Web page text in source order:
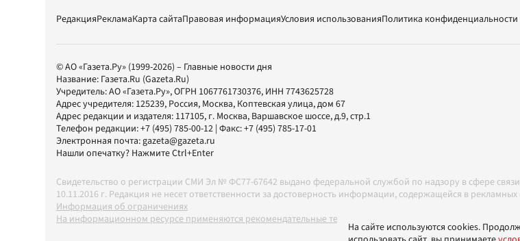
РедакцияРекламаКарта сайтаПравовая информацияУсловия использованияПолитика конфиденциальности
© АО «Газета.Ру» (1999-2026) – Главные новости дня
Название: Газета.Ru (Gazeta.Ru)
Учредитель:АО «Газета.Ру», ОГРН 1067761730376, ИНН 7743625728
Адрес учредителя: 125239, Россия, Москва, Коптевская улица, дом 67
Адрес редакции и издателя: 117105, г. Москва, Варшавское шоссе, д.9, стр.1
Телефон редакции:+7 (495) 785-00-12 | Факс:+7 (495) 785-17-01
Электронная почта:gazeta@gazeta.ru
Нашли опечатку? Нажмите Ctrl+Enter
Свидетельство о регистрации СМИ Эл № ФС77-67642 выдано федеральной службой по надзору в сфере
10.11.2016 г. Редакция не несет ответственности за достоверность информации, содержащейся в
Информация об ограничениях
На информационном ресурсе применяются рекомендательные технологии в соответствии с Правилами
На сайте используются cookies.